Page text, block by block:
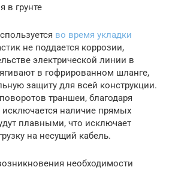
в грунте
во время укладки
не поддается коррозии,
электрической линии в
в гофрированном шланге,
защиту для всей конструкции.
траншеи, благодаря
исключается наличие прямых
плавными, что исключает
на несущий кабель.
необходимости